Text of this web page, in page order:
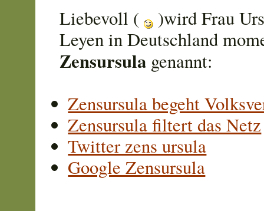
Liebevoll (
)wird Frau
Leyen in Deutschland
Zensursula genannt:
Zensursula begeht
Zensursula filtert das Netz
Twitter zens ursula
Google Zensursula